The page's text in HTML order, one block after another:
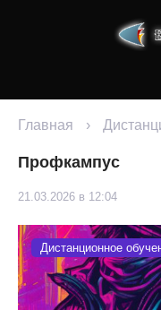
Главная ›
Профкампус
21.03.2026 в 12:04
Дистанционное